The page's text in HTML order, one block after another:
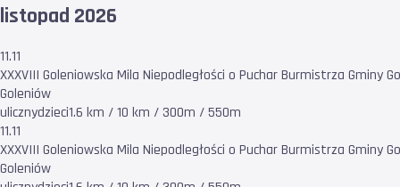
listopad 2026
11.11
XXXVIII Goleniowska Mila Niepodległości o Puchar Burmistrza Gminy
Goleniów
ulicznydzieci1.6 km / 10 km / 300m / 550m
11.11
XXXVIII Goleniowska Mila Niepodległości o Puchar Burmistrza Gminy
Goleniów